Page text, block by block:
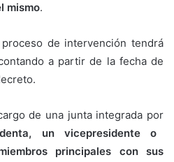
mismo.
de intervención tendrá
a partir de la fecha de
de una junta integrada por
un vicepresidente o
principales con sus